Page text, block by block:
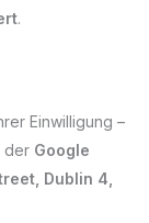
.
Einwilligung –
der Google
Dublin 4,